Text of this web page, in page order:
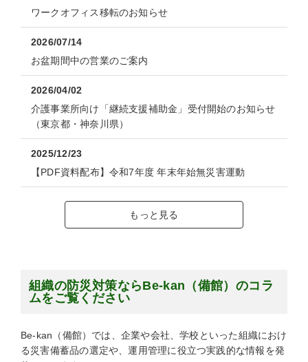
ワークオフィス移転のお知らせ
2026/07/14
お盆期間中の営業のご案内
2026/04/02
介護事業所向け「継続支援補助金」受付開始のお知らせ
（東京都・神奈川県）
2025/12/23
【PDF資料配布】令和7年度 年末年始無災害運動
もっと見る
組織の防災対策ならBe-kan（備館）のコラ
ムをご覧ください
Be-kan（備館）では、企業や会社、学校といった組織におけ
る災害備蓄品の選定や、運用管理に役立つ実践的な情報を発